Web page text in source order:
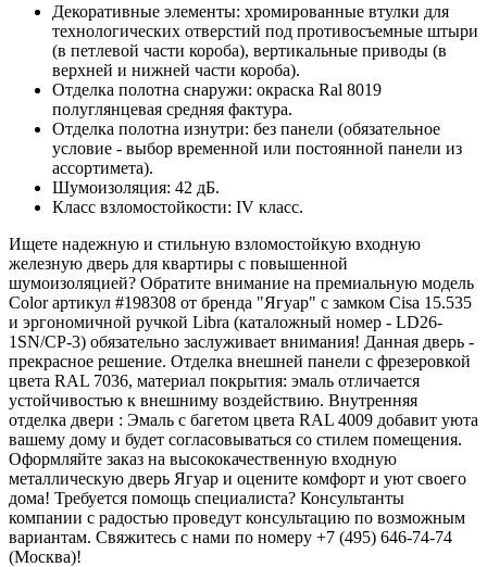
Декоративные элементы: хромированные втулки для
технологических отверстий под противосъемные штыри
(в петлевой части короба), вертикальные приводы (в
верхней и нижней части короба).
Отделка полотна снаружи: окраска Ral 8019
полуглянцевая средняя фактура.
Отделка полотна изнутри: без панели (обязательное
условие - выбор временной или постоянной панели из
ассортимета).
Шумоизоляция: 42 дБ.
Класс взломостойкости: IV класс.
Ищете надежную и стильную взломостойкую входную
железную дверь для квартиры с повышенной
шумоизоляцией? Обратите внимание на премиальную модель
Color артикул #198308 от бренда "Ягуар" с замком Cisa 15.535
и эргономичной ручкой Libra (каталожный номер - LD26-
1SN/CP-3) обязательно заслуживает внимания! Данная дверь -
прекрасное решение. Отделка внешней панели с фрезеровкой
цвета RAL 7036, материал покрытия: эмаль отличается
устойчивостью к внешниму воздействию. Внутренняя
отделка двери : Эмаль с багетом цвета RAL 4009 добавит уюта
вашему дому и будет согласовываться со стилем помещения.
Оформляйте заказ на высококачественную входную
металлическую дверь Ягуар и оцените комфорт и уют своего
дома! Требуется помощь специалиста? Консультанты
компании с радостью проведут консультацию по возможным
вариантам. Свяжитесь с нами по номеру +7 (495) 646-74-74
(Москва)!